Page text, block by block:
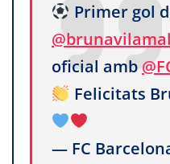
Primer gol
oficial amb
Felicitats
— FC